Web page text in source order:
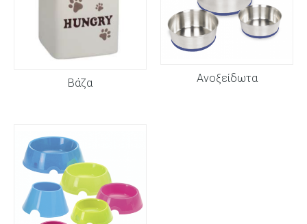
Βάζα Ανοξείδωτα